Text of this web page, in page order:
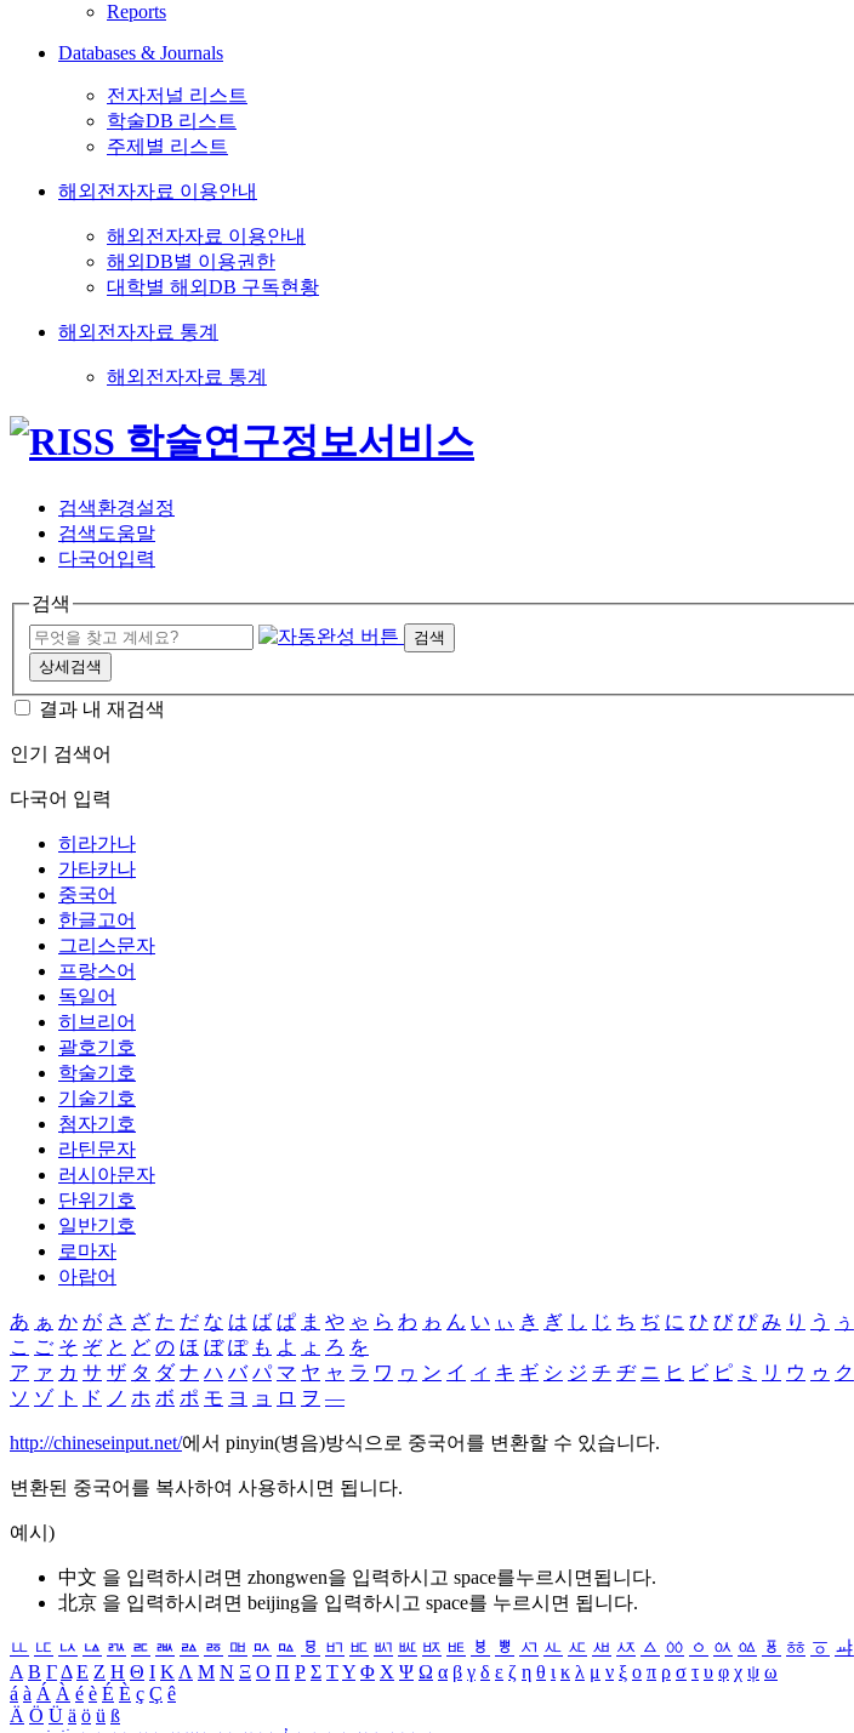
Reports
Databases & Journals
전자저널 리스트
학술DB 리스트
주제별 리스트
해외전자자료 이용안내
해외전자자료 이용안내
해외DB별 이용권한
대학별 해외DB 구독현황
해외전자자료 통계
해외전자자료 통계
검색환경설정
검색도움말
다국어입력
검색
검색
상세검색
결과 내 재검색
인기 검색어
다국어 입력
히라가나
가타카나
중국어
한글고어
그리스문자
프랑스어
독일어
히브리어
괄호기호
학술기호
기술기호
첨자기호
라틴문자
러시아문자
단위기호
일반기호
로마자
아랍어
あ ぁ か が さ ざ た だ な は ば ぱ ま や ゃ ら わ ゎ ん い ぃ き ぎ し じ ち ぢ に ひ び ぴ み り う ぅ
こ ご そ ぞ と ど の ほ ぼ ぽ も よ ょ ろ を
ア ァ カ サ ザ タ ダ ナ ハ バ パ マ ヤ ャ ラ ワ ヮ ン イ ィ キ ギ シ ジ チ ヂ ニ ヒ ビ ピ ミ リ ウ ゥ ク
ソ ゾ ト ド ノ ホ ボ ポ モ ヨ ョ ロ ヲ ―
http://chineseinput.net/에서 pinyin(병음)방식으로 중국어를 변환할 수 있습니다.
변환된 중국어를 복사하여 사용하시면 됩니다.
예시)
中文 을 입력하시려면 zhongwen을 입력하시고 space를누르시면됩니다.
北京 을 입력하시려면 beijing을 입력하시고 space를 누르시면 됩니다.
ㅥ ㅦ ㅧ ㅨ ㅩ ㅪ ㅫ ㅬ ㅭ ㅮ ㅯ ㅰ ㅱ ㅲ ㅳ ㅴ ㅵ ㅶ ㅷ ㅸ ㅹ ㅺ ㅻ ㅼ ㅽ ㅾ ㅿ ㆀ ㆁ ㆂ ㆃ ㆄ ㆅ ㆆ ㆇ
Α Β ΓΔ Ε Ζ Η Θ Ι ΚΛ Μ Ν Ξ Ο Π Ρ Σ ΤΥ Φ Χ Ψ Ω α β γ δ ε ζ η θ ι κ λ μ ν ξ ο π ρ σ τ υ φ χ ψ ω
á à Á À é è É È ç Ç ê
Ä Ö Ü ä ö ü ß